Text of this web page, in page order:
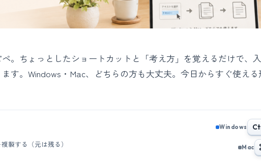
。ちょっとしたショートカットと「考え方」を覚えるだけで、
す。Windows・Mac、どちらの方も大丈夫。今日からすぐ使え
製する（元は残る）
Windows
Mac